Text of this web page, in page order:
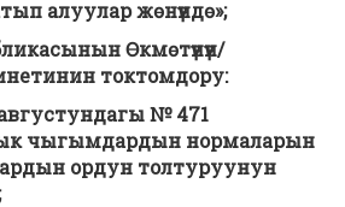
алуулар жөнүндө»;
Өкмөтүнүн/
токтомдору:
№ 471
чыгымдардын нормаларын
ордун толтуруунун